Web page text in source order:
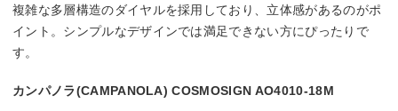
複雑な多層構造のダイヤルを採用しており、立体感があるのがポ
イント。シンプルなデザインでは満足できない方にぴったりで
す。
カンパノラ(CAMPANOLA) COSMOSIGN AO4010-18M